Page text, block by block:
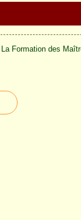
La Formation des